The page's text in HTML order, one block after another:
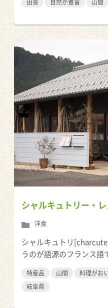
田舎 自然が豊富 山間
シャルキュトリー・
洋食
シャルキュトリ
うのが語源のフランス語
特産品 山間 料理がお
岐阜県